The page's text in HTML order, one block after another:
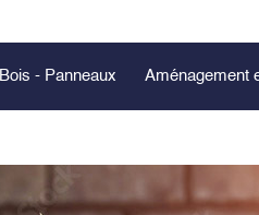
Bois - Panneaux Aménagement